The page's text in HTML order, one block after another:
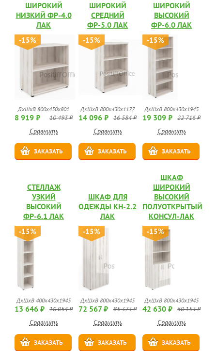
ШИРОКИЙ
НИЗКИЙ ФР-4.0
ЛАК
-15%
ДхШхВ 800х430х801
8 919 ₽ 10 493 ₽
Сравнить
ЗАКАЗАТЬ
ШИРОКИЙ
СРЕДНИЙ
ФР-5.0 ЛАК
-15%
ДхШхВ 800х430х1177
14 096 ₽ 16 584 ₽
Сравнить
ЗАКАЗАТЬ
ШИРОКИЙ
ВЫСОКИЙ
ФР-6.0 ЛАК
-15%
ДхШхВ 800х430х1945
19 309 ₽ 22 716 ₽
Сравнить
ЗАКАЗАТЬ
СТЕЛЛАЖ
УЗКИЙ
ВЫСОКИЙ
ФР-6.1 ЛАК
-15%
ДхШхВ 400х430х1945
13 646 ₽ 16 054 ₽
Сравнить
ЗАКАЗАТЬ
ШКАФ ДЛЯ
ОДЕЖДЫ КН-2.2
ЛАК
-15%
ДхШхВ 800х430х1945
72 567 ₽ 85 373 ₽
Сравнить
ЗАКАЗАТЬ
ШКАФ
ШИРОКИЙ
ВЫСОКИЙ
ПОЛУОТКРЫТЫЙ
КОНСУЛ-ЛАК
-15%
ДхШхВ 800х430х1945
42 630 ₽ 50 153 ₽
Сравнить
ЗАКАЗАТЬ